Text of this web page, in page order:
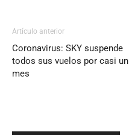
Artículo anterior
Coronavirus: SKY suspende
todos sus vuelos por casi un
mes